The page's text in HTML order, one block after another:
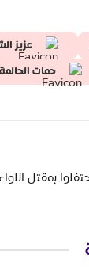
عزيز
حمات الحالمة
بمقتل